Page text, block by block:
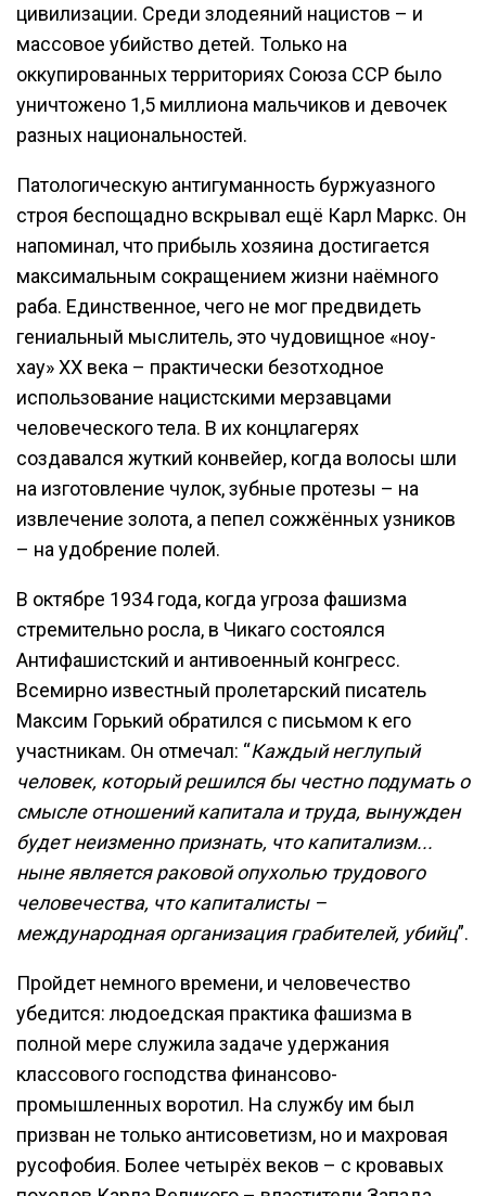
цивилизации. Среди злодеяний нацистов – и
массовое убийство детей. Только на
оккупированных территориях Союза ССР было
уничтожено 1,5 миллиона мальчиков и девочек
разных национальностей.
Патологическую антигуманность буржуазного
строя беспощадно вскрывал ещё Карл Маркс. Он
напоминал, что прибыль хозяина достигается
максимальным сокращением жизни наёмного
раба. Единственное, чего не мог предвидеть
гениальный мыслитель, это чудовищное «ноу-
хау» ХХ века – практически безотходное
использование нацистскими мерзавцами
человеческого тела. В их концлагерях
создавался жуткий конвейер, когда волосы шли
на изготовление чулок, зубные протезы – на
извлечение золота, а пепел сожжённых узников
– на удобрение полей.
В октябре 1934 года, когда угроза фашизма
стремительно росла, в Чикаго состоялся
Антифашистский и антивоенный конгресс.
Всемирно известный пролетарский писатель
Максим Горький обратился с письмом к его
участникам. Он отмечал: “Каждый неглупый
человек, который решился бы честно подумать о
смысле отношений капитала и труда, вынужден
будет неизменно признать, что капитализм...
ныне является раковой опухолью трудового
человечества, что капиталисты –
международная организация грабителей, убийц”.
Пройдет немного времени, и человечество
убедится: людоедская практика фашизма в
полной мере служила задаче удержания
классового господства финансово-
промышленных воротил. На службу им был
призван не только антисоветизм, но и махровая
русофобия. Более четырёх веков – с кровавых